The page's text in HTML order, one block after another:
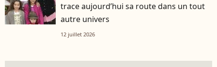
trace aujourd’hui sa route dans un tout
autre univers
12 juillet 2026